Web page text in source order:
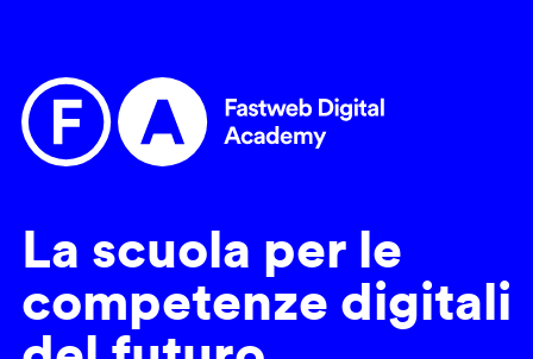
La scuola per le
competenze digitali